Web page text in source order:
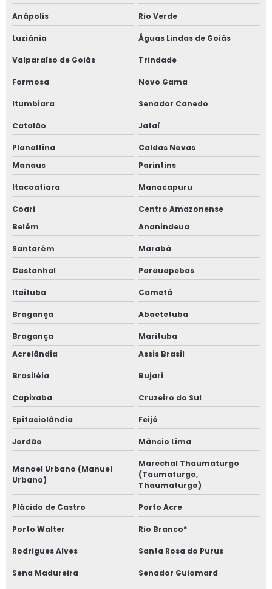
Anápolis Rio Verde
Luziânia Águas Lindas de Goiás
Valparaíso de Goiás Trindade
Formosa Novo Gama
Itumbiara Senador Canedo
Catalão Jataí
Planaltina
Caldas Novas
Manaus
Parintins
Itacoatiara Manacapuru
Coari
Centro Amazonense
Belém
Ananindeua
Santarém Marabá
Castanhal Parauapebas
Itaituba Cametá
Bragança Abaetetuba
Bragança
Marituba
Acrelândia
Assis Brasil
Brasiléia Bujari
Capixaba Cruzeiro do Sul
Epitaciolândia Feijó
Jordão Mâncio Lima
Manoel Urbano (Manuel
Urbano)
Marechal Thaumaturgo
(Taumaturgo,
Thaumaturgo)
Plácido de Castro Porto Acre
Porto Walter Rio Branco*
Rodrigues Alves Santa Rosa do Purus
Sena Madureira Senador Guiomard